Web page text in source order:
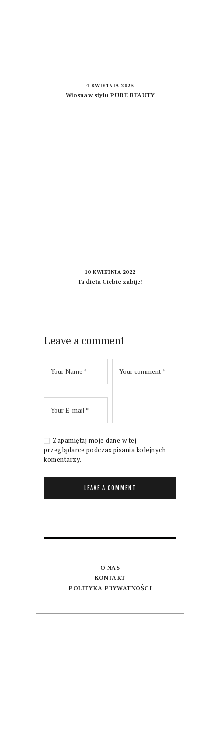
4 KWIETNIA 2025
Wiosna w stylu PURE BEAUTY
10 KWIETNIA 2022
Ta dieta Ciebie zabije!
Leave a comment
Zapamiętaj moje dane w tej
przeglądarce podczas pisania kolejnych
komentarzy.
O NAS
KONTAKT
POLITYKA PRYWATNOŚCI